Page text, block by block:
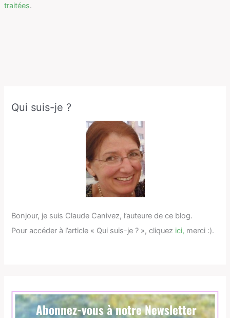
traitées.
Qui suis-je ?
Bonjour, je suis Claude Canivez, l’auteure de ce blog.
Pour accéder à l’article « Qui suis-je ? », cliquez ici, merci :).